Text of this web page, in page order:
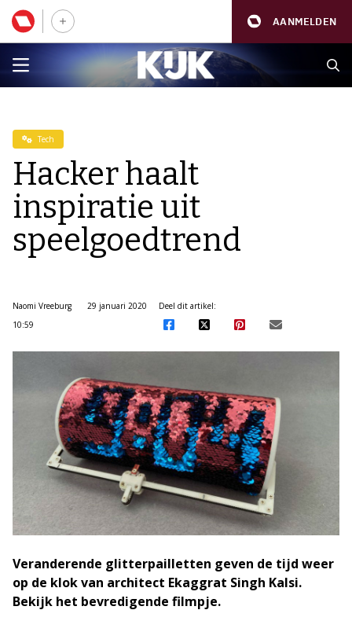
AANMELDEN
Tech
Hacker haalt
inspiratie uit
speelgoedtrend
Naomi Vreeburg
29 januari 2020
10:59
Deel dit artikel:
Veranderende glitterpailletten geven de tijd weer
op de klok van architect Ekaggrat Singh Kalsi.
Bekijk het bevredigende filmpje.